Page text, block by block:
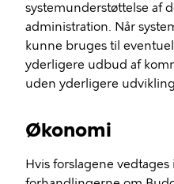
systemunderstøttelse af
administration. Når
kunne bruges til
yderligere udbud af
uden yderligere
Økonomi
Hvis forslagene